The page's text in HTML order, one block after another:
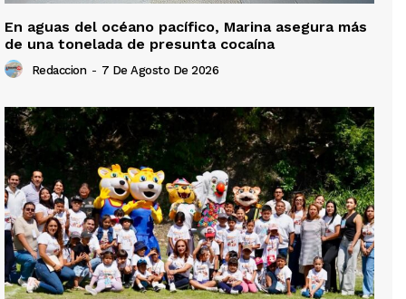
En aguas del océano pacífico, Marina asegura más
de una tonelada de presunta cocaína
Redaccion - 7 De Agosto De 2026